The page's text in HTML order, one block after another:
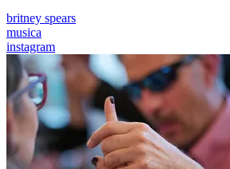
britney spears
musica
instagram